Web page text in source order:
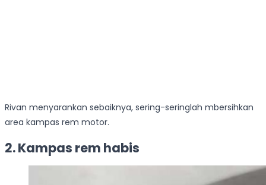
Rivan menyarankan sebaiknya, sering-seringlah mbersihkan
area kampas rem motor.
2. Kampas rem habis